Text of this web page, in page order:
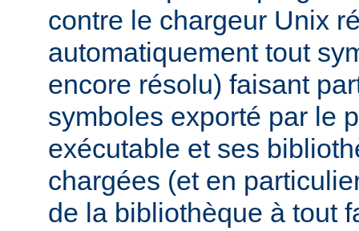
contre le chargeur Unix
automatiquement tout
encore résolu) faisant
symboles exporté par le
exécutable et ses
chargées (et en
de la bibliothèque à tout